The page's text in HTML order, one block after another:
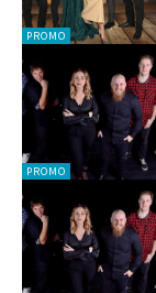
PROMO
PROMO